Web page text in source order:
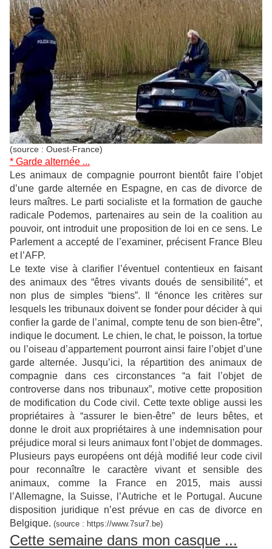
(source : Ouest-France)
* Garde alternée ...
Les animaux de compagnie pourront bientôt faire l’objet
d’une garde alternée en Espagne, en cas de divorce de
leurs maîtres. Le parti socialiste et la formation de gauche
radicale Podemos, partenaires au sein de la coalition au
pouvoir, ont introduit une proposition de loi en ce sens. Le
Parlement a accepté de l’examiner, précisent France Bleu
et l’AFP.
Le texte vise à clarifier l’éventuel contentieux en faisant
des animaux des “êtres vivants doués de sensibilité”, et
non plus de simples “biens”. Il “énonce les critères sur
lesquels les tribunaux doivent se fonder pour décider à qui
confier la garde de l’animal, compte tenu de son bien-être”,
indique le document. Le chien, le chat, le poisson, la tortue
ou l’oiseau d’appartement pourront ainsi faire l’objet d’une
garde alternée. Jusqu’ici, la répartition des animaux de
compagnie dans ces circonstances “a fait l’objet de
controverse dans nos tribunaux”, motive cette proposition
de modification du Code civil. Cette texte oblige aussi les
propriétaires à “assurer le bien-être” de leurs bêtes, et
donne le droit aux propriétaires à une indemnisation pour
préjudice moral si leurs animaux font l’objet de dommages.
Plusieurs pays européens ont déjà modifié leur code civil
pour reconnaître le caractère vivant et sensible des
animaux, comme la France en 2015, mais aussi
l’Allemagne, la Suisse, l’Autriche et le Portugal. Aucune
disposition juridique n’est prévue en cas de divorce en
Belgique. (source : https://www.7sur7.be)
Cette semaine dans mon casque ...